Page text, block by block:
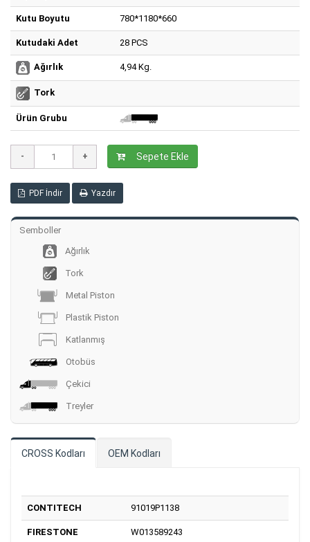
Kutu Boyutu 780*1180*660
Kutudaki Adet 28 PCS
Ağırlık 4,94 Kg.
Tork
Ürün Grubu
Sepete Ekle
PDF İndir Yazdır
Semboller
Ağırlık
Tork
Metal Piston
Plastik Piston
Katlanmış
Otobüs
Çekici
Treyler
CROSS Kodları OEM Kodları
CONTITECH 91019P1138
FIRESTONE W013589243